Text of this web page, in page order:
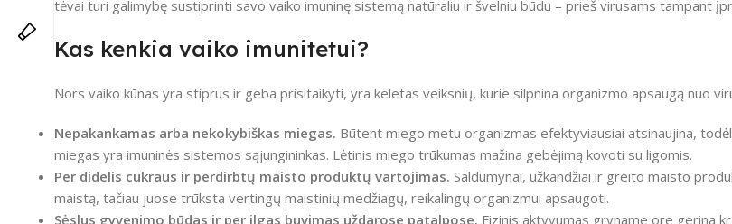
tėvai turi galimybę sustiprinti savo vaiko imuninę sistemą natūraliu ir švelniu būdu – prieš virusams tampant
Kas kenkia vaiko imunitetui?
Nors vaiko kūnas yra stiprus ir geba prisitaikyti, yra keletas veiksnių, kurie silpnina organizmo apsaugą nuo
Nepakankamas arba nekokybiškas miegas. Būtent miego metu organizmas efektyviausiai atsinaujina,
miegas yra imuninės sistemos sąjungininkas. Lėtinis miego trūkumas mažina gebėjimą kovoti su ligomis.
Per didelis cukraus ir perdirbtų maisto produktų vartojimas. Saldumynai, užkandžiai ir greito maisto
maistą, tačiau juose trūksta vertingų maistinių medžiagų, reikalingų organizmui apsaugoti.
Sėslus gyvenimo būdas ir per ilgas buvimas uždarose patalpose. Fizinis aktyvumas gryname ore gerina